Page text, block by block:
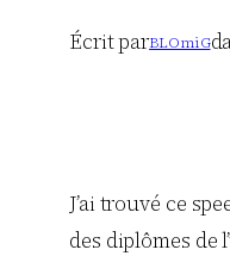
Écrit parBLOmiG
J’ai trouvé ce
des diplômes de